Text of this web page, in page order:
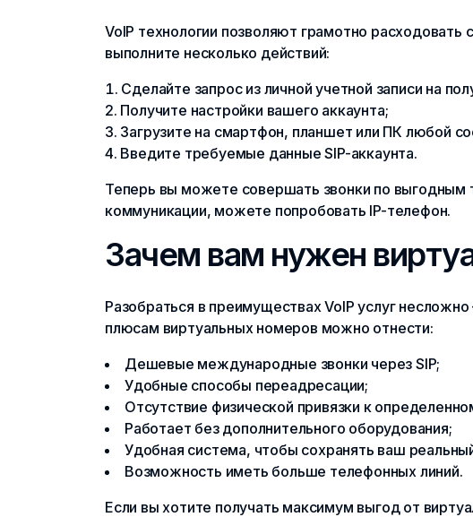
VoIP технологии позволяют грамотно
выполните несколько действий:
Сделайте запрос из личной учетной записи на
Получите настройки вашего аккаунта;
Загрузите на смартфон, планшет или ПК любой
Введите требуемые данные SIP-аккаунта.
Теперь вы можете совершать звонки по
коммуникации, можете попробовать IP-телефон.
Зачем вам нужен
Разобраться в преимуществах VoIP услуг
плюсам виртуальных номеров можно отнести:
Дешевые международные звонки через SIP;
Удобные способы переадресации;
Отсутствие физической привязки к
Работает без дополнительного оборудования;
Удобная система, чтобы сохранять ваш
Возможность иметь больше телефонных линий.
Если вы хотите получать максимум выгод от